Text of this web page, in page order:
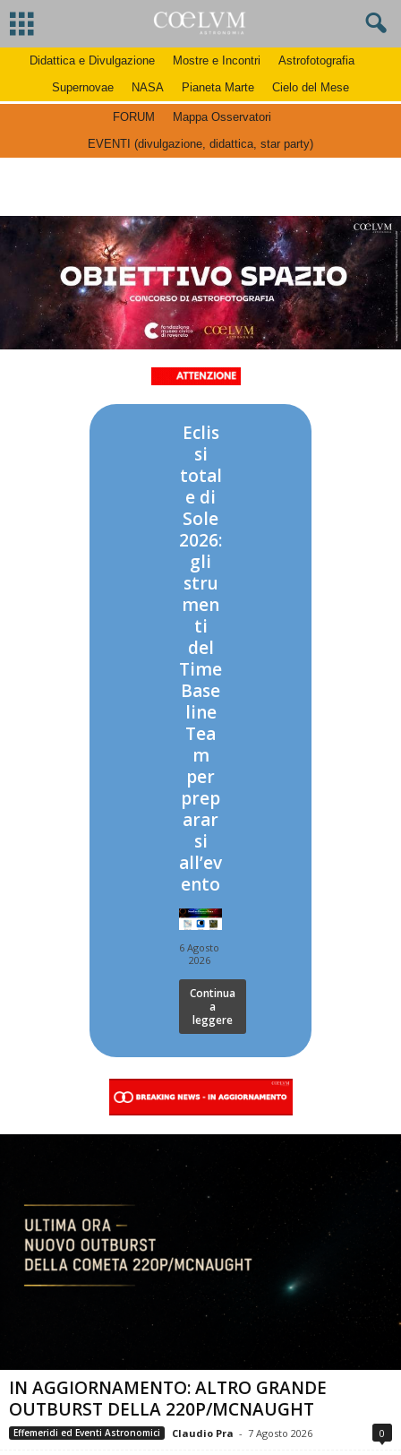
Didattica e Divulgazione Mostre e Incontri
Astrofotografia
Supernovae
NASA Pianeta Marte Cielo del Mese
FORUM
Mappa Osservatori
EVENTI (divulgazione, didattica, star party)
Eclis
si
total
e di
Sole
2026:
gli
stru
men
ti
del
Time
Base
line
Tea
m
per
prep
arar
si
all’ev
ento
6 Agosto
2026
Continua
a
leggere
IN AGGIORNAMENTO: ALTRO GRANDE
OUTBURST DELLA 220P/MCNAUGHT
Effemeridi ed Eventi Astronomici Claudio Pra - 7 Agosto 2026 0